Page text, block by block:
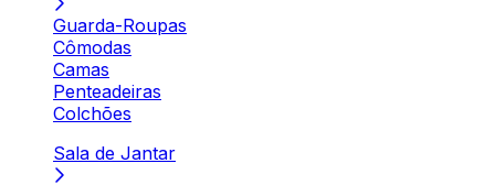
Guarda-Roupas
Cômodas
Camas
Penteadeiras
Colchões
Sala de Jantar